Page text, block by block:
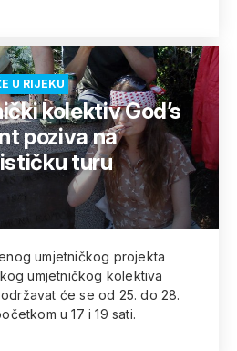
U RIJEKU
kolektiv God’s
poziva na
turu
umjetničkog projekta
umjetničkog kolektiva
održavat će se od 25. do 28.
u 17 i 19 sati.